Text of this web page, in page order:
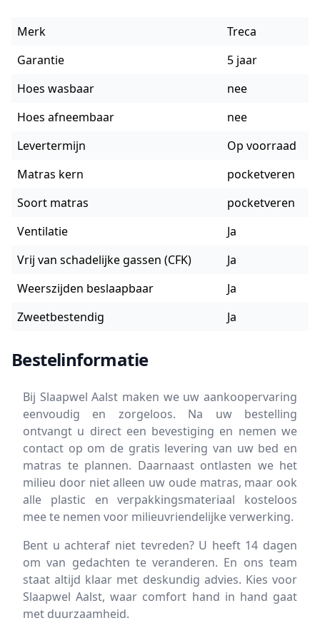
Merk
Treca
Garantie
5 jaar
Hoes wasbaar
nee
Hoes afneembaar
nee
Levertermijn
Op voorraad
Matras kern
pocketveren
Soort matras
pocketveren
Ventilatie
Ja
Vrij van schadelijke gassen (CFK)
Ja
Weerszijden beslaapbaar
Ja
Zweetbestendig
Ja
Bestelinformatie
Bij Slaapwel Aalst maken we uw aankoopervaring
eenvoudig en zorgeloos. Na uw bestelling
ontvangt u direct een bevestiging en nemen we
contact op om de gratis levering van uw bed en
matras te plannen. Daarnaast ontlasten we het
milieu door niet alleen uw oude matras, maar ook
alle plastic en verpakkingsmateriaal kosteloos
mee te nemen voor milieuvriendelijke verwerking.
Bent u achteraf niet tevreden? U heeft 14 dagen
om van gedachten te veranderen. En ons team
staat altijd klaar met deskundig advies. Kies voor
Slaapwel Aalst, waar comfort hand in hand gaat
met duurzaamheid.